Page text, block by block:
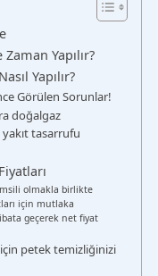
Yapılır?
Yapılır?
Görülen Sorunlar!
doğalgaz
yakıt tasarrufu
olmakla birlikte
için mutlaka
geçerek net fiyat
için petek temizliğinizi